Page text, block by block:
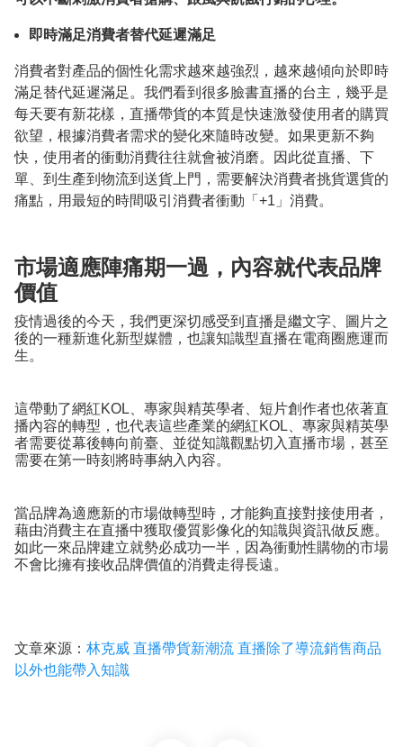
即時滿足消費者替代延遲滿足
消費者對產品的個性化需求越來越強烈，越來越傾向於即時
滿足替代延遲滿足。我們看到很多臉書直播的台主，幾乎是
每天要有新花樣，直播帶貨的本質是快速激發使用者的購買
欲望，根據消費者需求的變化來隨時改變。如果更新不夠
快，使用者的衝動消費往往就會被消磨。因此從直播、下
單、到生產到物流到送貨上門，需要解決消費者挑貨選貨的
痛點，用最短的時間吸引消費者衝動「+1」消費。
市場適應陣痛期一過，內容就代表品牌
價值
疫情過後的今天，我們更深切感受到直播是繼文字、圖片之
後的一種新進化新型媒體，也讓知識型直播在電商圈應運而
生。
這帶動了網紅KOL、專家與精英學者、短片創作者也依著直
播內容的轉型，也代表這些產業的網紅KOL、專家與精英學
者需要從幕後轉向前臺、並從知識觀點切入直播市場，甚至
需要在第一時刻將時事納入內容。
當品牌為適應新的市場做轉型時，才能夠直接對接使用者，
藉由消費主在直播中獲取優質影像化的知識與資訊做反應。
如此一來品牌建立就勢必成功一半，因為衝動性購物的市場
不會比擁有接收品牌價值的消費走得長遠。
文章來源： 林克威 直播帶貨新潮流 直播除了導流銷售商品
以外也能帶入知識